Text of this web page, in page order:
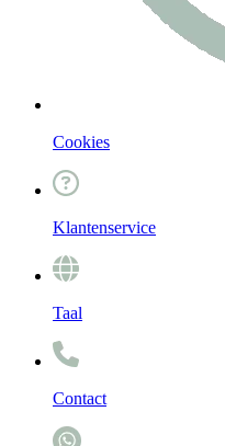
Cookies
Klantenservice
Taal
Contact